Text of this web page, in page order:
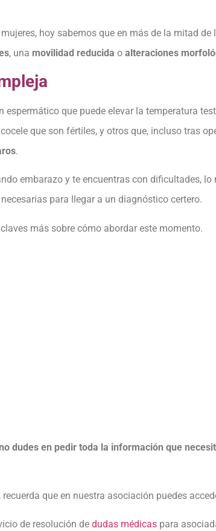
hoy sabemos que en más de la mitad
, una movilidad reducida o alteraciones
que puede elevar la temperatura
que son fértiles, y otros que, incluso tras
.
embarazo y te encuentras con dificultades,
para llegar a un diagnóstico certero.
más sobre cómo abordar este momento.
dudes en pedir toda la información que
que en nuestra asociación puedes
de resolución de dudas médicas para